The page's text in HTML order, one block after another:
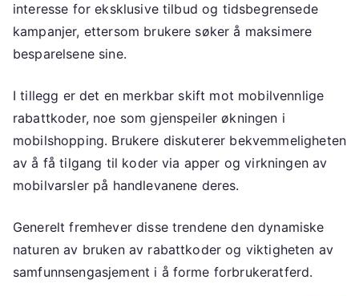
interesse for eksklusive tilbud og tidsbegrensede
kampanjer, ettersom brukere søker å maksimere
besparelsene sine.
I tillegg er det en merkbar skift mot mobilvennlige
rabattkoder, noe som gjenspeiler økningen i
mobilshopping. Brukere diskuterer bekvemmeligheten
av å få tilgang til koder via apper og virkningen av
mobilvarsler på handlevanene deres.
Generelt fremhever disse trendene den dynamiske
naturen av bruken av rabattkoder og viktigheten av
samfunnsengasjement i å forme forbrukeratferd.